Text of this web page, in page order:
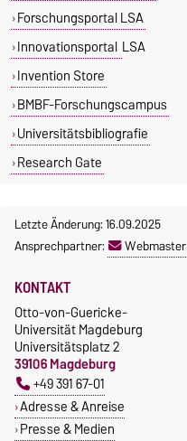
Forschungsportal LSA
Innovationsportal LSA
Invention Store
BMBF-Forschungscampus
Universitätsbibliografie
Research Gate
Letzte Änderung: 16.09.2025
Ansprechpartner:
Webmaster
KONTAKT
Otto-von-Guericke-
Universität Magdeburg
Universitätsplatz 2
39106 Magdeburg
+49 391 67-01
Adresse & Anreise
Presse & Medien